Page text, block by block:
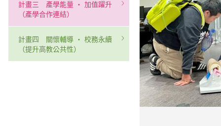
計畫三 產學能量 ‧ 加值躍升
（產學合作連結）
計畫四 關懷輔導 ‧ 校務永續
（提升高教公共性）